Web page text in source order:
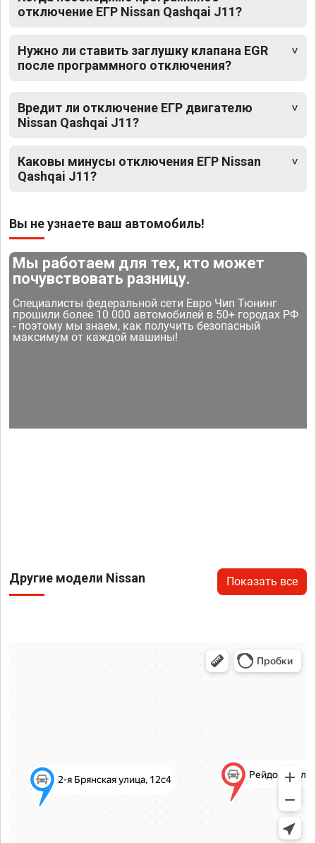
отключение ЕГР Nissan Qashqai J11?
Нужно ли ставить заглушку клапана EGR
после программного отключения?
Вредит ли отключение ЕГР двигателю
Nissan Qashqai J11?
Каковы минусы отключения ЕГР Nissan
Qashqai J11?
Вы не узнаете ваш автомобиль!
Мы работаем для тех, кто может
почувствовать разницу.
Специалисты федеральной сети Евро Чип Тюнинг
прошили более 10 000 автомобилей в 50+ городах РФ
- поэтому мы знаем, как получить безопасный
максимум от каждой машины!
Другие модели Nissan Показать все